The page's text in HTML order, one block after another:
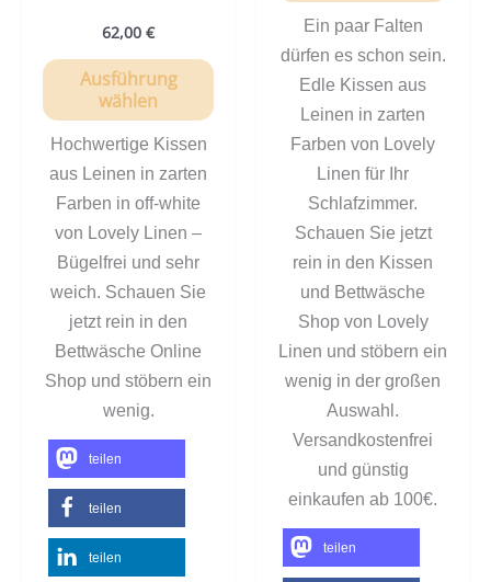
62,00 €
Ausführung
wählen
Hochwertige Kissen
aus Leinen in zarten
Farben in off-white
von Lovely Linen –
Bügelfrei und sehr
weich. Schauen Sie
jetzt rein in den
Bettwäsche Online
Shop und stöbern ein
wenig.
teilen
teilen
teilen
Ein paar Falten
dürfen es schon sein.
Edle Kissen aus
Leinen in zarten
Farben von Lovely
Linen für Ihr
Schlafzimmer.
Schauen Sie jetzt
rein in den Kissen
und Bettwäsche
Shop von Lovely
Linen und stöbern ein
wenig in der großen
Auswahl.
Versandkostenfrei
und günstig
einkaufen ab 100€.
teilen